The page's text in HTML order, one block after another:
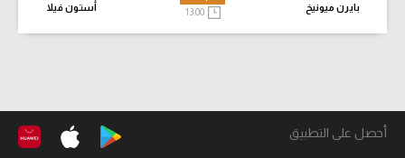
بايرن ميونيخ أستون فيلا 13:00
أحصل على التطبيق